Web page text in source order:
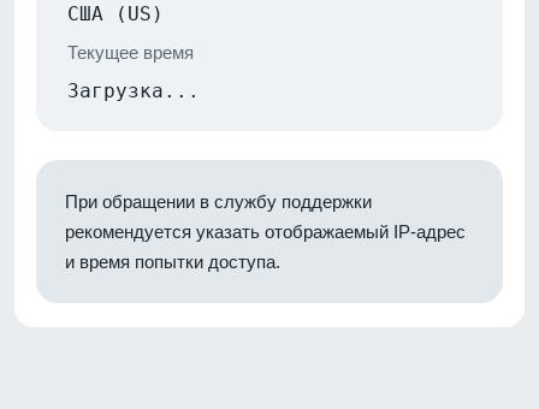
США (US)
Текущее время
Загрузка...
При обращении в службу поддержки
рекомендуется указать отображаемый IP-адрес
и время попытки доступа.